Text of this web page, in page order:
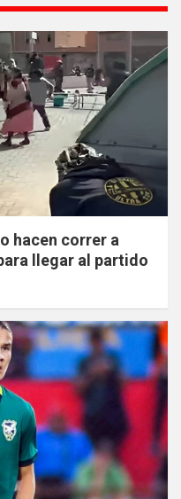
hacen correr a
llegar al partido